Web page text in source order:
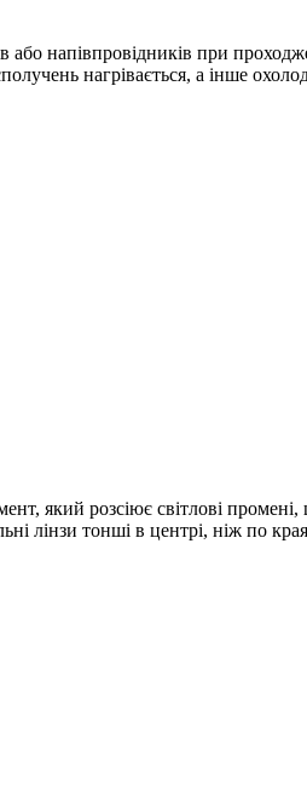
або напівпровідників при
нагрівається, а інше
який розсіює світлові
лінзи тонші в центрі, ніж по